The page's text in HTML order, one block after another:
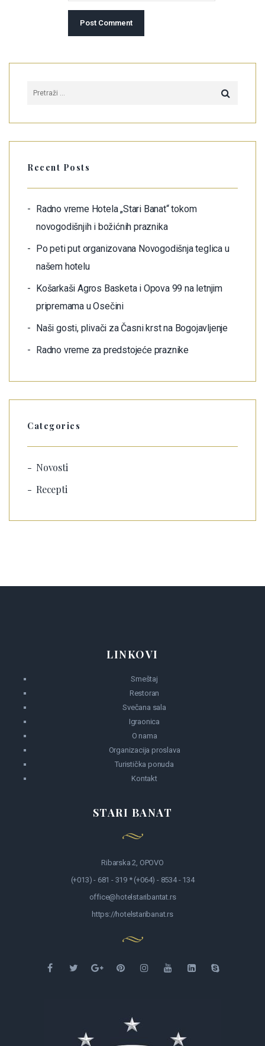
Recent Posts
Radno vreme Hotela „Stari Banat“ tokom
novogodišnjih i božićnih praznika
Po peti put organizovana Novogodišnja teglica u
našem hotelu
Košarkaši Agros Basketa i Opova 99 na letnjim
pripremama u Osečini
Naši gosti, plivači za Časni krst na Bogojavljenje
Radno vreme za predstojeće praznike
Categories
Novosti
Recepti
LINKOVI
Smeštaj
Restoran
Svečana sala
Igraonica
O nama
Organizacija proslava
Turistička ponuda
Kontakt
STARI BANAT
Ribarska 2, OPOVO
(+013) - 681 - 319 * (+064) - 8534 - 134
office@hotelstaribantat.rs
https://hotelstaribanat.rs